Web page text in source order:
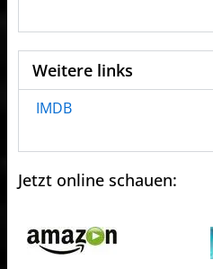
Weitere links
IMDB
Jetzt online schauen: